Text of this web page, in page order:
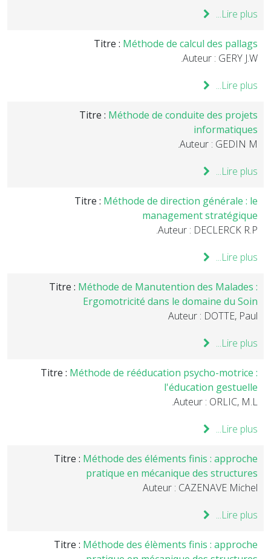
Lire plus...
Titre : Méthode de calcul des pallags
Auteur : GERY J.W.
Lire plus...
Titre : Méthode de conduite des projets
informatiques
Auteur : GEDIN M.
Lire plus...
Titre : Méthode de direction générale : le
management stratégique
Auteur : DECLERCK R.P.
Lire plus...
Titre : Méthode de Manutention des Malades :
Ergomotricité dans le domaine du Soin
Auteur : DOTTE, Paul
Lire plus...
Titre : Méthode de rééducation psycho-motrice :
l'éducation gestuelle
Auteur : ORLIC, M.L.
Lire plus...
Titre : Méthode des éléments finis : approche
pratique en mécanique des structures
Auteur : CAZENAVE Michel
Lire plus...
Titre : Méthode des élèments finis : approche